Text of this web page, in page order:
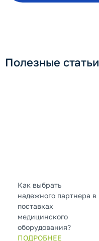
Полезные статьи
Как выбрать
надежного партнера в
поставках
медицинского
оборудования?
ПОДРОБНЕЕ